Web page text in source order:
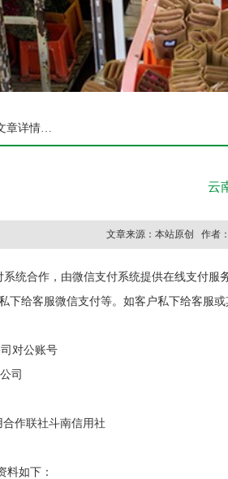
章详情…
云
文章来源：本站原创 作者
统合作，由微信支付系统提供在线支付
下给客服微信支付等。如客户私下给客服或
对公账号
司
联社斗南信用社
如下：